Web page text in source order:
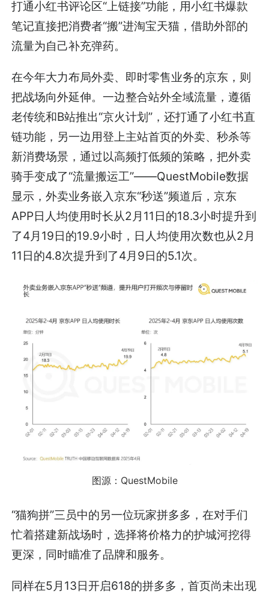
打通小红书评论区“上链接”功能，用小红书爆款
笔记直接把消费者“搬”进淘宝天猫，借助外部的
流量为自己补充弹药。
在今年大力布局外卖、即时零售业务的京东，则
把战场向外延伸。一边整合站外全域流量，遵循
老传统和B站推出“京火计划”，还打通了小红书直
链功能，另一边用登上主站首页的外卖、秒杀等
新消费场景，通过以高频打低频的策略，把外卖
骑手变成了“流量搬运工”——QuestMobile数据
显示，外卖业务嵌入京东“秒送”频道后，京东
APP日人均使用时长从2月11日的18.3小时提升到
了4月19日的19.9小时，日人均使用次数也从2月
11日的4.8次提升到了4月9日的5.1次。
图源：QuestMobile
“猫狗拼”三员中的另一位玩家拼多多，在对手们
忙着搭建新战场时，选择将价格力的护城河挖得
更深，同时瞄准了品牌和服务。
同样在5月13日开启618的拼多多，首页尚未出现